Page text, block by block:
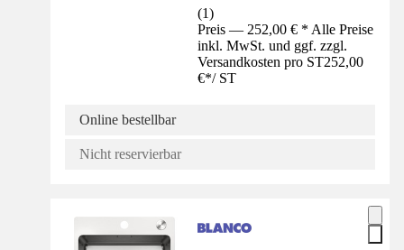
(1)
Preis — 252,00 € * Alle Preise
inkl. MwSt. und ggf. zzgl.
Versandkosten pro ST252,00
€*/ ST
Online bestellbar
Nicht reservierbar